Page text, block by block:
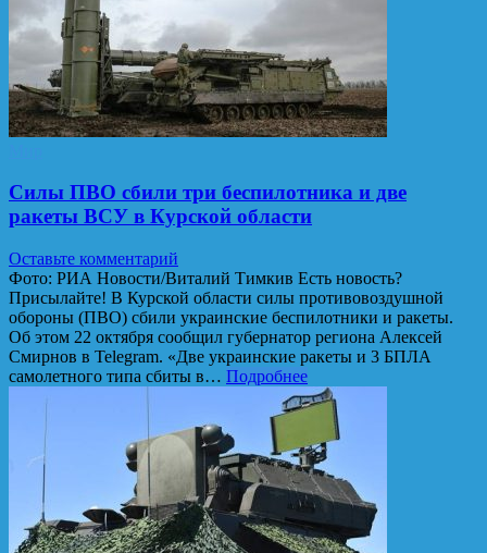
Силы ПВО сбили три беспилотника и две
ракеты ВСУ в Курской области
Оставьте комментарий
Фото: РИА Новости/Виталий Тимкив Есть новость?
Присылайте! В Курской области силы противовоздушной
обороны (ПВО) сбили украинские беспилотники и ракеты.
Об этом 22 октября сообщил губернатор региона Алексей
Смирнов в Telegram. «Две украинские ракеты и 3 БПЛА
самолетного типа сбиты в… Подробнее